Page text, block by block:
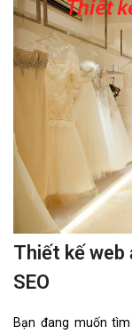
Thiết kế web
SEO
Bạn đang muốn